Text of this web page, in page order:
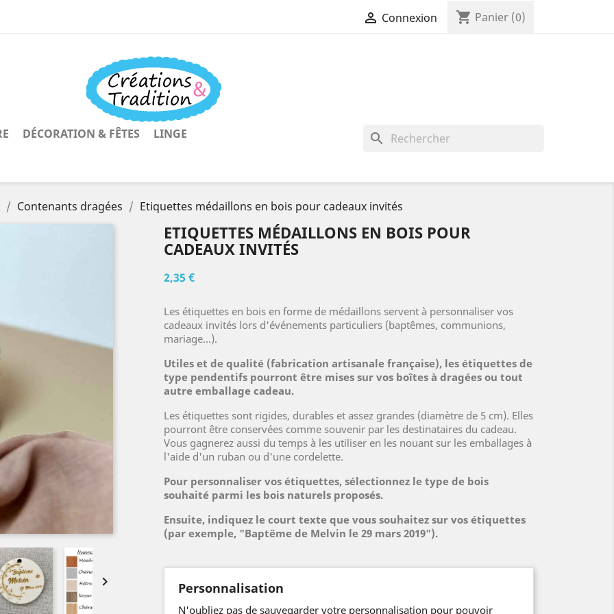
 Connexion shopping_cart Panier (0)
DÉCORATION & FÊTES LINGE search
Contenants dragées Etiquettes médaillons en bois pour cadeaux invités

ETIQUETTES MÉDAILLONS EN BOIS POUR
CADEAUX INVITÉS
2,35 €
Les étiquettes en bois en forme de médaillons servent à personnaliser vos
cadeaux invités lors d'événements particuliers (baptêmes, communions,
mariage...).
Utiles et de qualité (fabrication artisanale française), les étiquettes de
type pendentifs pourront être mises sur vos boîtes à dragées ou tout
autre emballage cadeau.
Les étiquettes sont rigides, durables et assez grandes (diamètre de 5 cm). Elles
pourront être conservées comme souvenir par les destinataires du cadeau.
Vous gagnerez aussi du temps à les utiliser en les nouant sur les emballages à
l'aide d'un ruban ou d'une cordelette.
Pour personnaliser vos étiquettes, sélectionnez le type de bois
souhaité parmi les bois naturels proposés.
Ensuite, indiquez le court texte que vous souhaitez sur vos étiquettes
(par exemple, "Baptême de Melvin le 29 mars 2019").
Personnalisation
N'oubliez pas de sauvegarder votre personnalisation pour pouvoir